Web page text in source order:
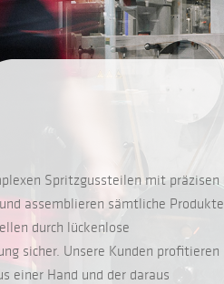
Spritzgussteilen mit präzisen
assemblieren sämtliche Produkte
durch lückenlose
sicher. Unsere Kunden profitieren
einer Hand und der daraus